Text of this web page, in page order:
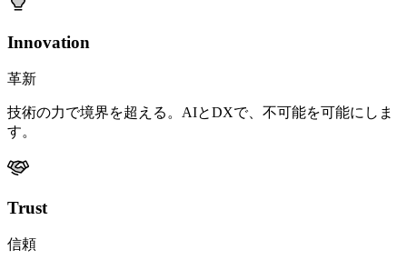
Innovation
革新
技術の力で境界を超える。AIとDXで、不可能を可能にしま
す。
Trust
信頼